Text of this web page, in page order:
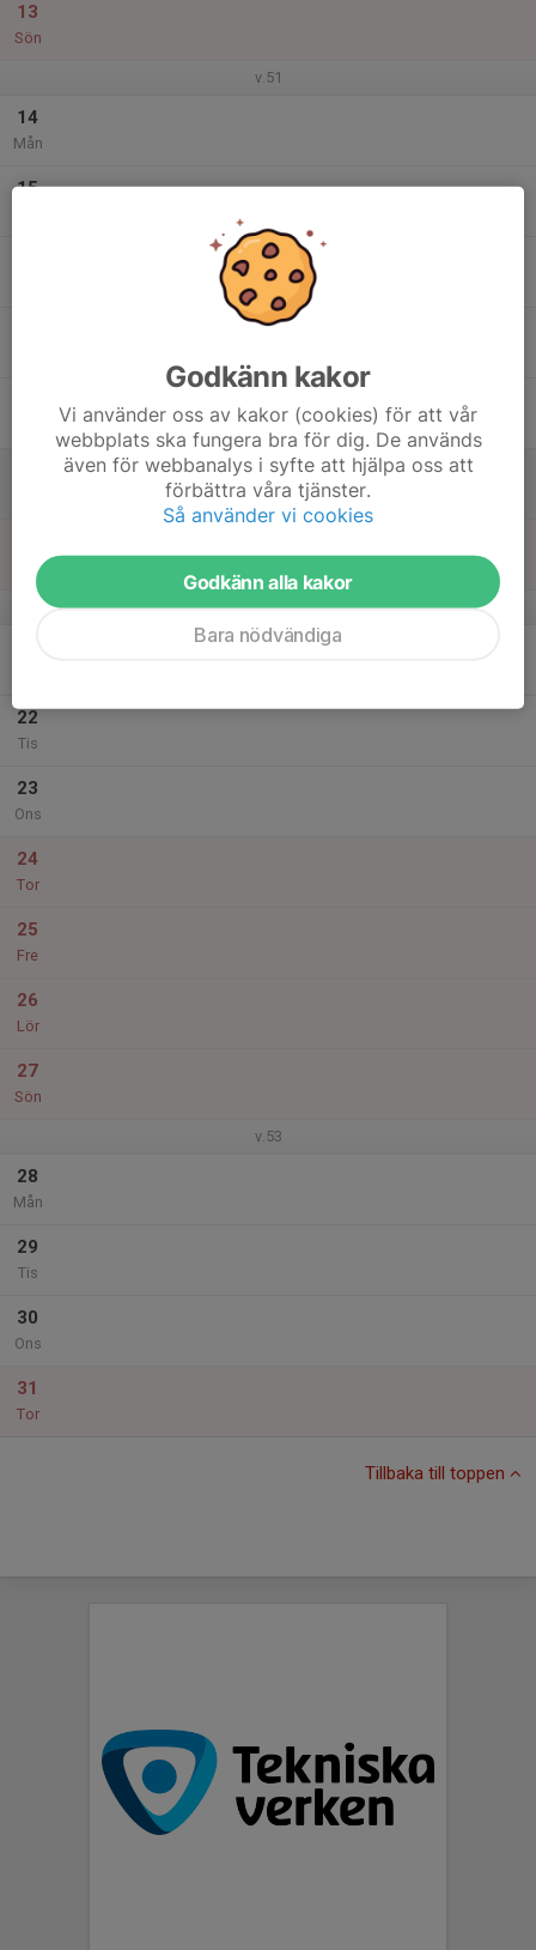
13
Sön
v.51
14
Mån
15
Sön
v.52
22
Tis
23
Ons
24
Tor
25
Fre
26
Lör
27
Sön
v.53
28
Mån
29
Tis
30
Ons
31
Tor
Tillbaka till toppen
Godkänn kakor
Vi använder oss av kakor (cookies) för att vår
webbplats ska fungera bra för dig. De används
även för webbanalys i syfte att hjälpa oss att
förbättra våra tjänster.
Så använder vi cookies
Godkänn alla kakor
Bara nödvändiga